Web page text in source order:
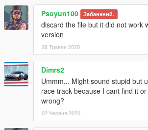
Psoyun100 Забанений.
discard the file but it did not work
version
28 Травня 2020
Dimrs2
Ummm... Might sound stupid but
race track because I cant find it
wrong?
02 Червня 2020